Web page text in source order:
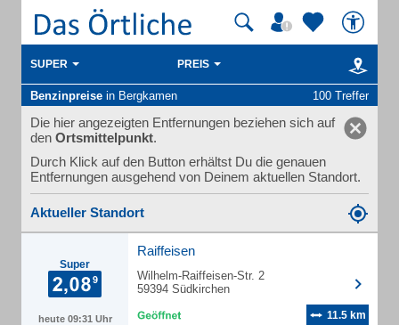
SUPER PREIS
Benzinpreise in Bergkamen 100 Treffer
Die hier angezeigten Entfernungen beziehen sich auf
den Ortsmittelpunkt.
Durch Klick auf den Button erhältst Du die genauen
Entfernungen ausgehend von Deinem aktuellen Standort.
Aktueller Standort
Super
heute 09:31 Uhr
Raiffeisen
Wilhelm-Raiffeisen-Str. 2
59394 Südkirchen
11.5 km